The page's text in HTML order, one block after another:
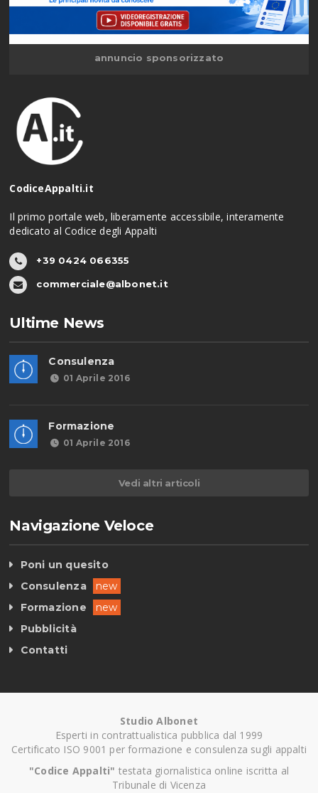
annuncio sponsorizzato
CodiceAppalti.it
Il primo portale web, liberamente accessibile, interamente
dedicato al Codice degli Appalti
+39 0424 066355
commerciale@albonet.it
Ultime News
Consulenza
01 Aprile 2016
Formazione
01 Aprile 2016
Vedi altri articoli
Navigazione Veloce
Poni un quesito
Consulenza
new
Formazione
new
Pubblicità
Contatti
Studio Albonet
Esperti in contrattualistica pubblica dal 1999
Certificato ISO 9001 per formazione e consulenza sugli appalti
"Codice Appalti" testata giornalistica online iscritta al
Tribunale di Vicenza